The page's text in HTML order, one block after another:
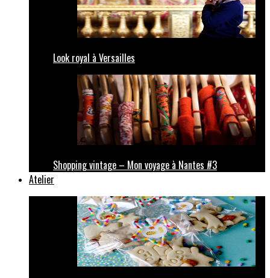
Look royal à Versailles
Shopping vintage – Mon voyage à Nantes #3
Atelier